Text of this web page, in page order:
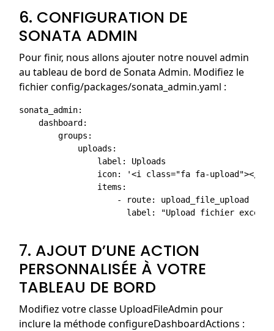
6. CONFIGURATION DE
SONATA ADMIN
Pour finir, nous allons ajouter notre nouvel admin
au tableau de bord de Sonata Admin. Modifiez le
fichier config/packages/sonata_admin.yaml :
sonata_admin:
    dashboard:
        groups:
            uploads:
                label: Uploads
                icon: '<i class="fa fa-upload"></i>'
                items:
                    - route: upload_file_upload
                      label: "Upload fichier excell"
7. AJOUT D’UNE ACTION
PERSONNALISÉE À VOTRE
TABLEAU DE BORD
Modifiez votre classe UploadFileAdmin pour
inclure la méthode configureDashboardActions :